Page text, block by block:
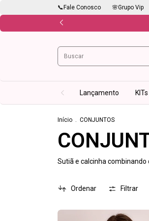
📞Fale Conosco 🌸Grupo Vip
Lançamento KITs
Início . CONJUNTOS
Sutiã e calcinha
Ordenar Filtrar